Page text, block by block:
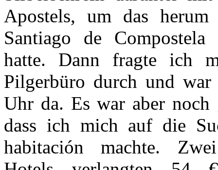
Apostels, um das
Santiago de
hatte. Dann fragte ich
Pilgerbüro durch und
Uhr da. Es war aber noch
dass ich mich auf die
habitación machte. Zwei